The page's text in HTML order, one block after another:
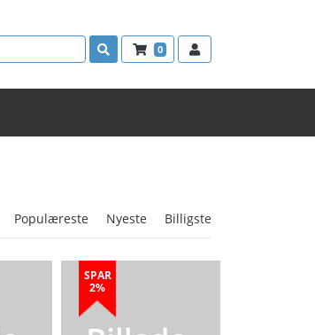
0
Populæreste Nyeste Billigste
SPAR
2%